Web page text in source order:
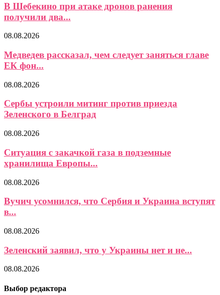
В Шебекино при атаке дронов ранения
получили два...
08.08.2026
Медведев рассказал, чем следует заняться главе
ЕК фон...
08.08.2026
Сербы устроили митинг против приезда
Зеленского в Белград
08.08.2026
Ситуация с закачкой газа в подземные
хранилища Европы...
08.08.2026
Вучич усомнился, что Сербия и Украина вступят
в...
08.08.2026
Зеленский заявил, что у Украины нет и не...
08.08.2026
Выбор редактора